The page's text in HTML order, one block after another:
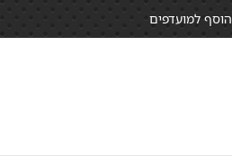
הוסף למועדפים